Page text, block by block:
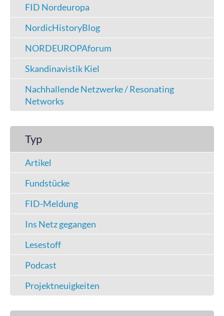
FID Nordeuropa
NordicHistoryBlog
NORDEUROPAforum
Skandinavistik Kiel
Nachhallende Netzwerke / Resonating
Networks
Typ
Artikel
Fundstücke
FID-Meldung
Ins Netz gegangen
Lesestoff
Podcast
Projektneuigkeiten